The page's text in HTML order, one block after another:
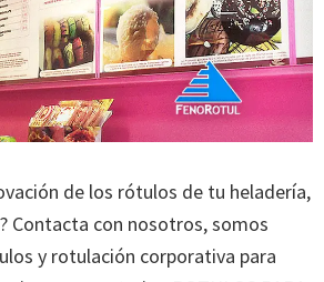
de los rótulos de tu heladería,
Contacta con nosotros, somos
y rotulación corporativa para